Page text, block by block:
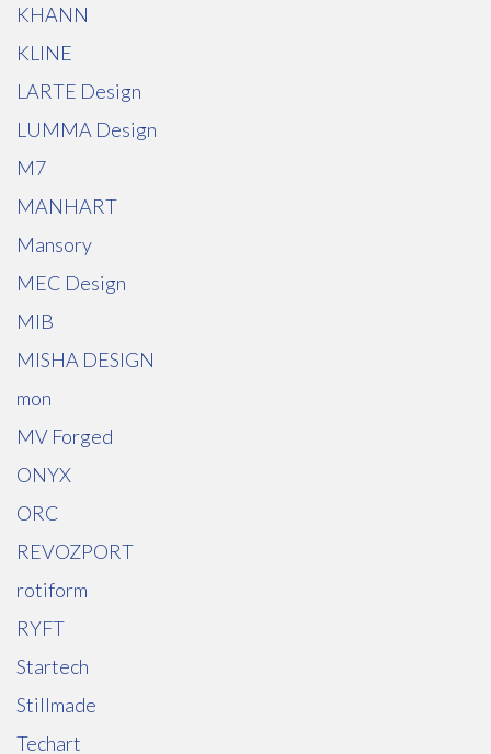
KHANN
KLINE
LARTE Design
LUMMA Design
M7
MANHART
Mansory
MEC Design
MIB
MISHA DESIGN
mon
MV Forged
ONYX
ORC
REVOZPORT
rotiform
RYFT
Startech
Stillmade
Techart